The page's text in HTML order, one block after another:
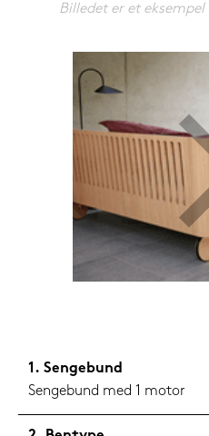
Billedet er et
Sengebund
Sengebund med 1 motor